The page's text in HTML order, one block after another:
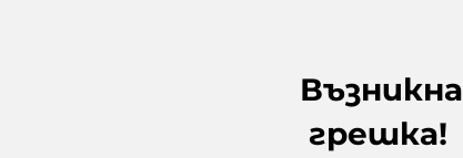
Възникна
грешка!